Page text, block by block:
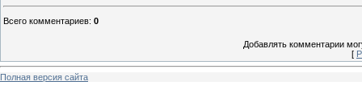
Всего комментариев: 0
Добавлять комментарии
[
Полная версия сайта